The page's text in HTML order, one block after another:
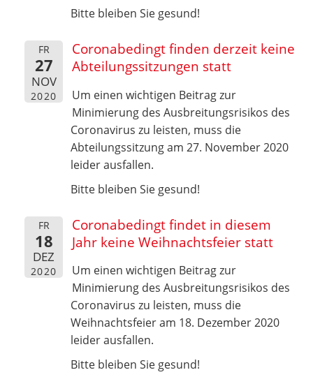
Bitte bleiben Sie gesund!
FR
27
NOV
2020
Coronabedingt finden derzeit keine
Abteilungssitzungen statt
Um einen wichtigen Beitrag zur
Minimierung des Ausbreitungsrisikos des
Coronavirus zu leisten, muss die
Abteilungssitzung am 27. November 2020
leider ausfallen.
Bitte bleiben Sie gesund!
FR
18
DEZ
2020
Coronabedingt findet in diesem
Jahr keine Weihnachtsfeier statt
Um einen wichtigen Beitrag zur
Minimierung des Ausbreitungsrisikos des
Coronavirus zu leisten, muss die
Weihnachtsfeier am 18. Dezember 2020
leider ausfallen.
Bitte bleiben Sie gesund!